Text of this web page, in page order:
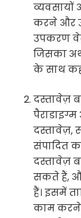
व्यवसायों
करने और
उपकरण
जिसका
के साथ
दस्तावेज़
दस्तावेज़,
संपादित
दस्तावेज़
सकते हैं,
हैं। इसमें
काम करने